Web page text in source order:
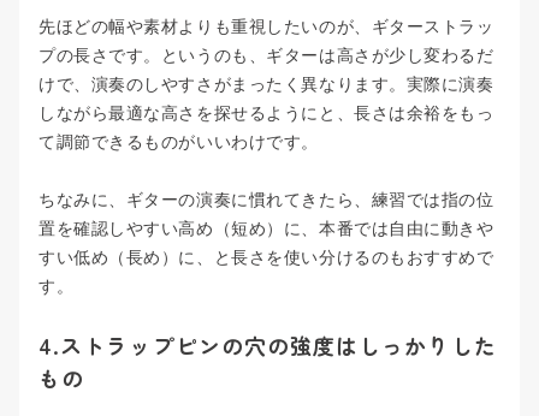
先ほどの幅や素材よりも重視したいのが、ギターストラッ
プの長さです。というのも、ギターは高さが少し変わるだ
けで、演奏のしやすさがまったく異なります。実際に演奏
しながら最適な高さを探せるようにと、長さは余裕をもっ
て調節できるものがいいわけです。
ちなみに、ギターの演奏に慣れてきたら、練習では指の位
置を確認しやすい高め（短め）に、本番では自由に動きや
すい低め（長め）に、と長さを使い分けるのもおすすめで
す。
4.ストラップピンの穴の強度はしっかりした
もの